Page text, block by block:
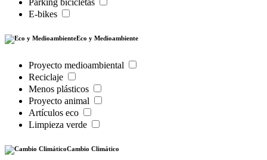
Parking bicicletas
E-bikes
Eco y Medioambiente
Proyecto medioambiental
Reciclaje
Menos plásticos
Proyecto animal
Artículos eco
Limpieza verde
Cambio Climático